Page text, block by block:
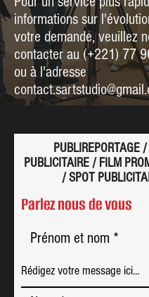
informations sur
votre demande, veuillez
contacter au (+221) 77
ou à l'adresse
PUBLIREPORTAGE
PUBLICITAIRE / FILM
/ SPOT
Parlez nous de vous
Prénom et nom